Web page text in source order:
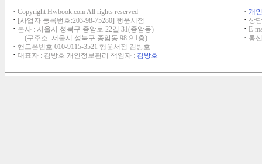
ㆍ Copyright Hwbook.com All rights reserved
ㆍ [사업자 등록번호:203-98-75280] 행운서점
ㆍ 본사 : 서울시 성북구 종암로 22길 31(종암동)
(구주소: 서울시 성북구 종암동 98-9 1층)
ㆍ 핸드폰번호 010-9115-3521 행운서점 김방호
ㆍ 대표자 : 김방호 개인정보관리 책임자 : 김방호
ㆍ 개
ㆍ 상
ㆍ E-
ㆍ 통